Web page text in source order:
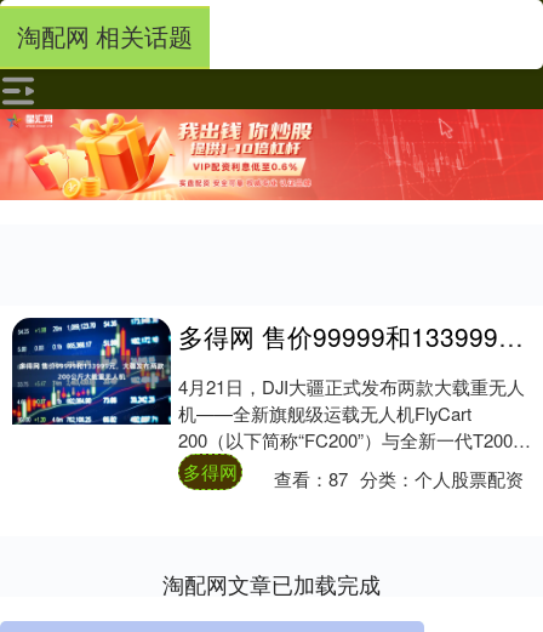
淘配网 相关话题
多得网 售价99999和133999元，大疆发布两款200公斤大载重无人机
4月21日，DJI大疆正式发布两款大载重无人
机——全新旗舰级运载无人机FlyCart
200（以下简称“FC200”）与全新一代T200农
业无人飞机。 FC20....
多得网 查看：87 分类：个人股票配资
淘配网文章已加载完成